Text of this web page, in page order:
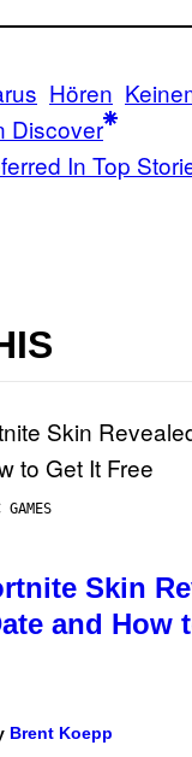
Hören
Discover
In Top
Skin
and How
Brent Koepp